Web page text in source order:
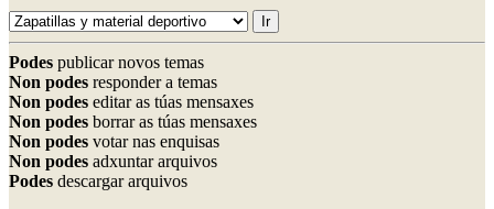
Podes publicar novos temas
Non podes responder a temas
Non podes editar as túas mensaxes
Non podes borrar as túas mensaxes
Non podes votar nas enquisas
Non podes adxuntar arquivos
Podes descargar arquivos